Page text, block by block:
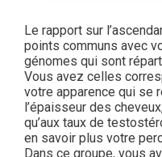
Le rapport sur
points communs avec
génomes qui sont
Vous avez celles
votre apparence qui se
l’épaisseur des
qu’aux taux de
en savoir plus votre
Dans ce groupe, vous